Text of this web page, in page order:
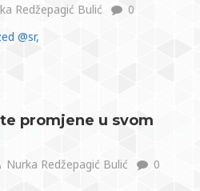
Redžepagić Bulić
0
@sr
promjene u svom
Nurka Redžepagić Bulić 0